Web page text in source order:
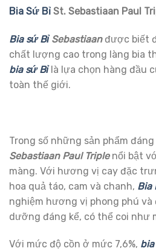
Bia Sứ Bỉ St. Sebastiaan Paul
Bia sứ BỉSebastiaanđược biết
chất lượng cao trong làng bia
bia sứ Bỉlà lựa chọn hàng đầu
toàn thế giới.
Trong số những sản phẩm
Sebastiaan Paul Triplenổi bật
màng. Với hương vị cay đặc
hoa quả táo, cam và chanh, Bia
nghiệm hương vị phong phú
dưỡng đáng kể, có thể coi như
Với mức độ cồn ở mức 7,6%,